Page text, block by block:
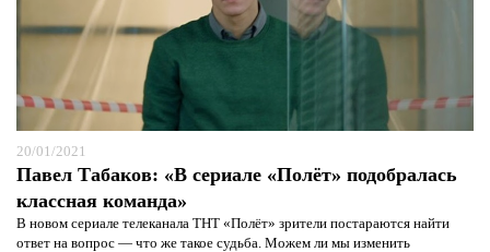
20/01/2021
Павел Табаков: «В сериале «Полёт» подобралась
классная команда»
В новом сериале телеканала ТНТ «Полёт» зрители постараются найти
ответ на вопрос — что же такое судьба. Можем ли мы изменить